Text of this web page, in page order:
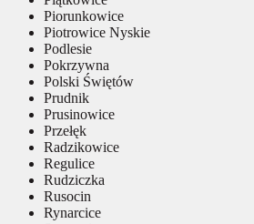
Piorunkowice
Piotrowice Nyskie
Podlesie
Pokrzywna
Polski Świętów
Prudnik
Prusinowice
Przełęk
Radzikowice
Regulice
Rudziczka
Rusocin
Rynarcice